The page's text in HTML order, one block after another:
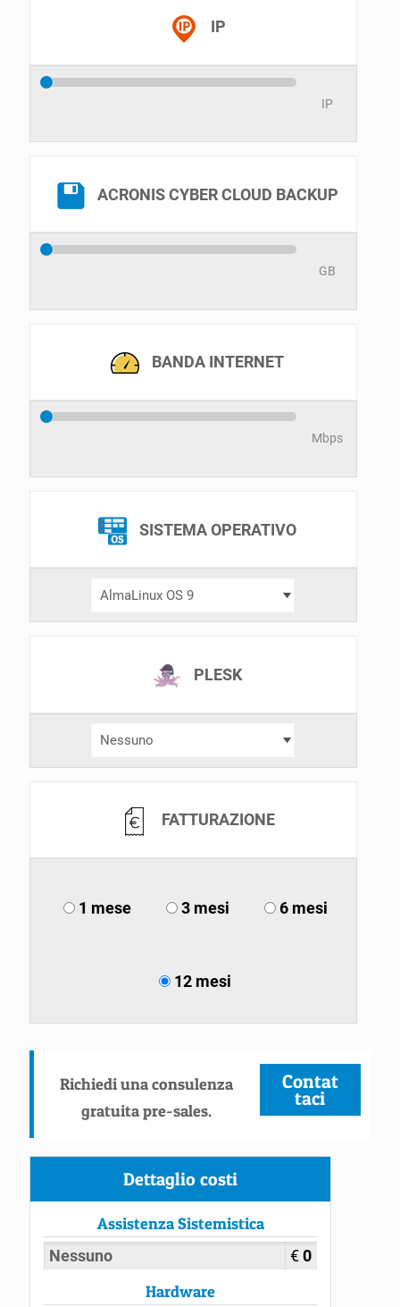
IP
IP
ACRONIS CYBER CLOUD BACKUP
GB
BANDA INTERNET
Mbps
SISTEMA OPERATIVO
PLESK
FATTURAZIONE
1 mese 3 mesi 6 mesi
12 mesi
Richiedi una consulenza
gratuita pre-sales.
Contat
taci
Dettaglio costi
Assistenza Sistemistica
Nessuno
€0
Hardware